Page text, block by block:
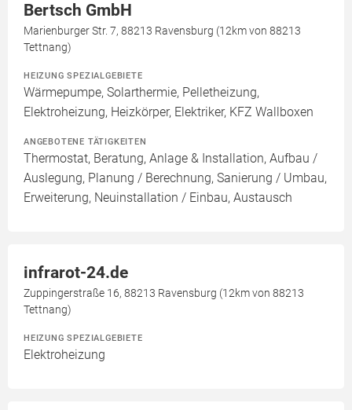
Bertsch GmbH
Marienburger Str. 7, 88213 Ravensburg (12km von 88213
Tettnang)
HEIZUNG SPEZIALGEBIETE
Wärmepumpe, Solarthermie, Pelletheizung,
Elektroheizung, Heizkörper, Elektriker, KFZ Wallboxen
ANGEBOTENE TÄTIGKEITEN
Thermostat, Beratung, Anlage & Installation, Aufbau /
Auslegung, Planung / Berechnung, Sanierung / Umbau,
Erweiterung, Neuinstallation / Einbau, Austausch
infrarot-24.de
Zuppingerstraße 16, 88213 Ravensburg (12km von 88213
Tettnang)
HEIZUNG SPEZIALGEBIETE
Elektroheizung